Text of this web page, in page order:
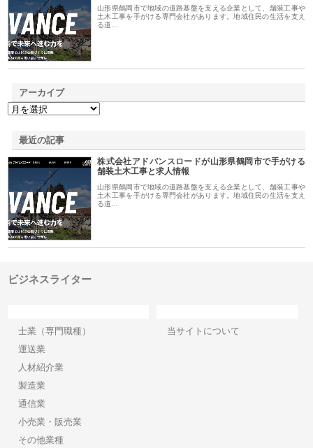
山形県鶴岡市で地域の道路基盤を支える企業として、舗装工事や
土木工事を手がける専門会社があります。地域住民の生活を支え
る道…
アーカイブ
最近の記事
株式会社アドバンスロードが山形県鶴岡市で手がける
舗装土木工事と求人情報
山形県鶴岡市で地域の道路基盤を支える企業として、舗装工事や
土木工事を手がける専門会社があります。地域住民の生活を支え
る道…
ビジネスライター
士業（専門職種）
運送業
人材紹介業
製造業
通信業
小売業・販売業
その他業種
当サイトについて